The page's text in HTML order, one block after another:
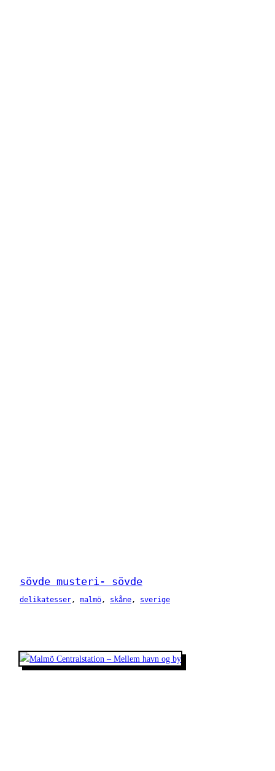
sövde musteri- sövde
delikatesser, malmö, skåne, sverige